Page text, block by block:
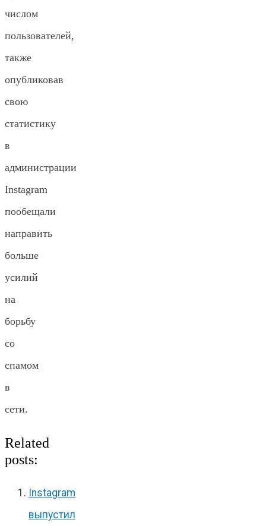
числом
пользователей,
также
опубликовав
свою
статистику
в
администрации
Instagram
пообещали
направить
больше
усилий
на
борьбу
со
спамом
в
сети.
Related
posts:
Instagram
выпустил